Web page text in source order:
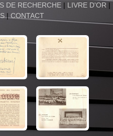
DE RECHERCHE| LIVRE D'OR |
| CONTACT